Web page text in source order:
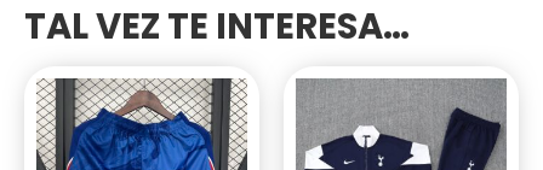
TAL VEZ TE INTERESA…